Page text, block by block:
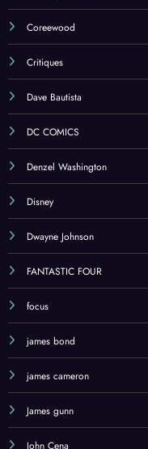
Coreewood
Critiques
Dave Bautista
DC COMICS
Denzel Washington
Disney
Dwayne Johnson
FANTASTIC FOUR
focus
james bond
james cameron
James gunn